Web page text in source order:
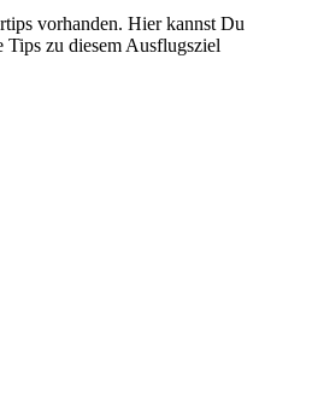
vorhanden. Hier kannst Du
Tips zu diesem Ausflugsziel